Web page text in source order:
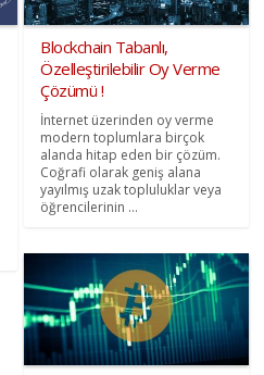
Blockchain Tabanlı,
Özelleştirilebilir Oy Verme
Çözümü !
İnternet üzerinden oy verme
modern toplumlara birçok
alanda hitap eden bir çözüm.
Coğrafi olarak geniş alana
yayılmış uzak topluluklar veya
öğrencilerinin ...